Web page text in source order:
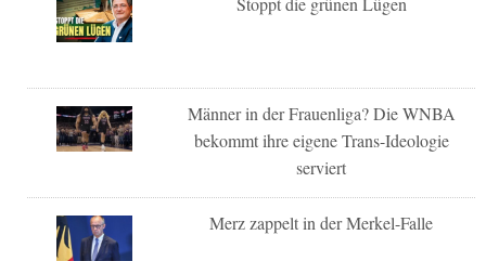
Männer in der Frauenliga? Die WNBA
bekommt ihre eigene Trans-Ideologie
serviert
Merz zappelt in der Merkel-Falle